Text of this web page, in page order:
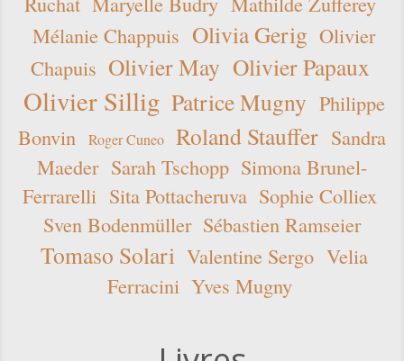
Mélanie Chappuis Olivia Gerig Olivier
Chapuis Olivier May Olivier Papaux
Olivier Sillig Patrice Mugny Philippe
Bonvin
Roger Cuneo Roland Stauffer Sandra
Maeder Sarah Tschopp Simona Brunel-
Ferrarelli Sita Pottacheruva Sophie Colliex
Sven Bodenmüller Sébastien Ramseier
Tomaso Solari Valentine Sergo Velia
Ferracini Yves Mugny